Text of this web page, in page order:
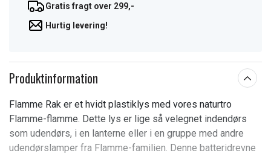
Gratis fragt over 299,-
Hurtig levering!
Produktinformation
Flamme Rak er et hvidt plastiklys med vores naturtro
Flamme-flamme. Dette lys er lige så velegnet indendørs
som udendørs, i en lanterne eller i en gruppe med andre
udendørslamper fra Flamme-familien. Denne batteridrevne